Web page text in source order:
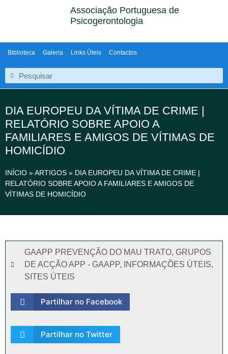
Associação Portuguesa de
Psicogerontologia
Biblioteca Galeria Links Úteis Contactos
DIA EUROPEU DA VÍTIMA DE CRIME |
RELATÓRIO SOBRE APOIO A
FAMILIARES E AMIGOS DE VÍTIMAS DE
HOMICÍDIO
INÍCIO »ARTIGOS » DIA EUROPEU DA VÍTIMA DE CRIME |
RELATÓRIO SOBRE APOIO A FAMILIARES E AMIGOS DE
VÍTIMAS DE HOMICÍDIO
GAAPP PREVENÇÃO DO MAU TRATO, GRUPOS
DE ACÇÃO APP - GAAPP, INFORMAÇÕES ÚTEIS,
SITES ÚTEIS
Partilhar no Facebook
Partilhar no Twitter